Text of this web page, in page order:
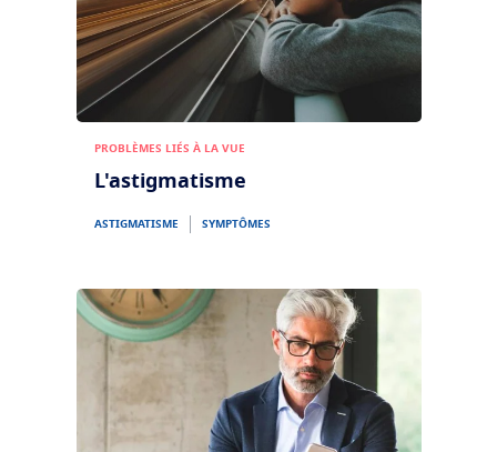
Verres antireflets
Découvrez nos marques
PROBLÈMES LIÉS À LA VUE
L'astigmatisme
ASTIGMATISME SYMPTÔMES